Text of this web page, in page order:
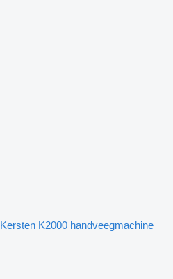
Kersten K2000 handveegmachine